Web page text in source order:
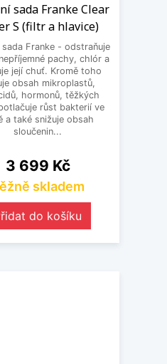
sada Franke Clear
S (filtr a hlavice)
sada Franke - odstraňuje
pachy, chlór a
její chuť. Kromě toho
obsah mikroplastů,
hormonů, těžkých
růst bakterií ve
a také snižuje obsah
sloučenin...
Cena
3 699 Kč
skladem
do košíku